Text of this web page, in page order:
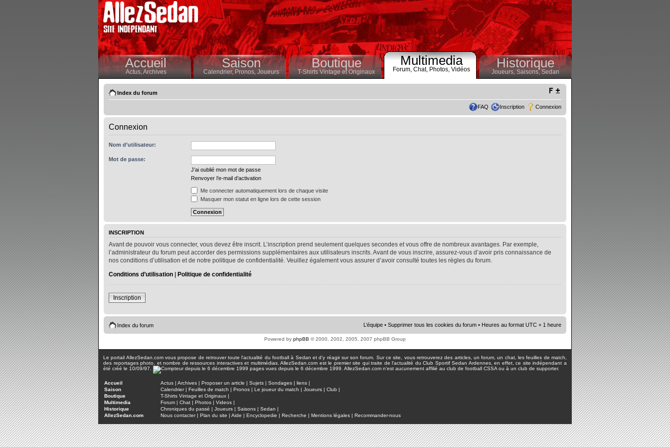
Accueil
Actus,Archives
Saison
Calendrier,Pronos, Joueurs
Boutique
T-Shirts Vintage et Originaux
Multimedia
Forum, Chat, Photos, Vidéos Historique
Joueurs, Saisons,Sedan
Index du forum
FAQ Inscription Connexion
Connexion
Nom d’utilisateur:
Mot de passe:
J’ai oublié mon mot de passe
Renvoyer l’e-mail d’activation
Me connecter automatiquement lors de chaque visite
Masquer mon statut en ligne lors de cette session
INSCRIPTION
Avant de pouvoir vous connecter, vous devez être inscrit. L’inscription prend seulement quelques secondes et vous offre de nombreux avantages. Par exemple,
l’administrateur du forum peut accorder des permissions supplémentaires aux utilisateurs inscrits. Avant de vous inscrire, assurez-vous d’avoir pris connaissance de
nos conditions d’utilisation et de notre politique de confidentialité. Veuillez également vous assurer d’avoir consulté toutes les règles du forum.
Conditions d’utilisation | Politique de confidentialité
Inscription
Index du forum L’équipe • Supprimer tous les cookies du forum • Heures au format UTC + 1 heure
Powered by phpBB © 2000, 2002, 2005, 2007 phpBB Group
Le portail AllezSedan.com vous propose de retrouver toute l'actualité du football à Sedan et d'y réagir sur son forum. Sur ce site, vous retrouverez des articles, un forum, un chat, les feuilles de match,
des reportages photo, et nombre de ressources interactives et multimédias. AllezSedan.com est le premier site qui traite de l'actualité du Club Sportif Sedan Ardennes, en effet, ce site indépendant a
été créé le 10/09/97.
pages vues depuis le 6 décembre 1999. AllezSedan.com n'est aucunement affilié au club de football CSSA ou à un club de supporter.
Accueil Actus | Archives | Proposer un article | Sujets | Sondages | liens |
Saison
Calendrier| Feuilles de match | Pronos | Le joueur du match | Joueurs | Club |
Boutique
T-Shirts Vintage et Originaux |
Multimedia
Forum | Chat | Photos | Videos |
Historique
Chroniques du passé | Joueurs | Saisons | Sedan |
AllezSedan.com
Nous contacter| Plan du site | Aide | Encyclopedie | Recherche | Mentions légales | Recommander-nous